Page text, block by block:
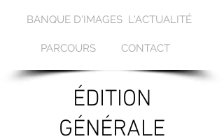
ÉDITION
GÉNÉRALE
BANQUE D'IMAGES L'ACTUALITÉ
PARCOURS CONTACT